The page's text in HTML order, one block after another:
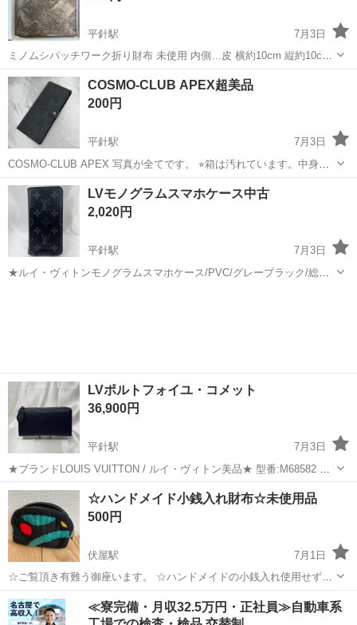
平針駅
7月3日
ミノムシパッチワーク折り財布 未使用 内側…皮 横約10cm 縦約10cm
なかなか珍しいお品です。 ※未使用品ですが自宅保管の為ご理解のあ
る方。 ★月曜日から土曜日の10時～16時
愛知 名古屋市 平針駅 小物 パッチワーク
COSMO-CLUB APEX超美品
200円
平針駅
7月3日
COSMO-CLUB APEX 写真が全てです。 ⭐︎箱は汚れています。中身は
綺麗です。ご理解のある方。神経質な方はご遠慮下さい。 ※月曜から
土曜日の10時〜16時
愛知 名古屋市 平針駅
LVモノグラムスマホケース中古
2,020円
平針駅
7月3日
★ルイ・ヴィトンモノグラムスマホケース/PVC/グレーブラック/総柄/
LVポルトフォイユ・コメット
36,900円
平針駅
7月3日
★ブランドLOUIS VUITTON / ルイ・ヴィトン美品★ 型番:M68582 商
品名:ポルトフォイユ・コメット 素材:トリヨンレザー カラー:紺 サイ
ズ:幅：約20cm 高さ：約11.5cm マチ：約3cm 仕様:開閉...
愛知 名古屋市 平針駅 小物 コメット
☆ハンドメイド小銭入れ財布☆未使用品
500円
伏屋駅
7月1日
☆ご覧頂き有難う御座います。 ☆ハンドメイドの小銭入れ使用せずに
保管していた物になり、印鑑やリップ入れにも使えます。 ☆ノークレ
ーム、ノーリターン、ノーキャンセルです。 ☆ローソン中川助光3丁
愛知 名古屋市 伏屋駅 小物 ハンドメイド
≪寮完備・月収32.5万円・正社員≫自動車系